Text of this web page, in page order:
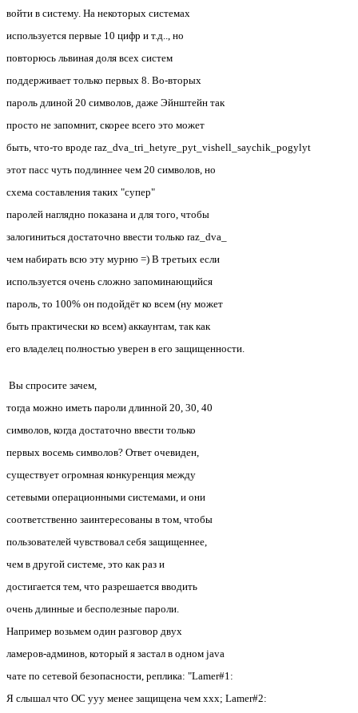
войти в систему. На некоторых cистемах
используется первые 10 цифр и т.д.., но
повторюсь львиная доля всех систем
поддерживает только первых 8. Во-вторых
пароль длиной 20 символов, даже Эйнштейн так
просто не запомнит, скорее всего это может
быть, что-то вроде raz_dva_tri_hetyre_pyt_vishell_saychik_pogylyt
этот пасс чуть подлиннее чем 20 символов, но
схема составления таких "супер"
паролей наглядно показана и для того, чтобы
залогиниться достаточно ввести только raz_dva_
чем набирать всю эту мурню =) В третьих если
используется очень сложно запоминающийся
пароль, то 100% он подойдёт ко всем (ну может
быть практически ко всем) аккаунтам, так как
его владелец полностью уверен в его защищенности.
Вы спросите зачем,
тогда можно иметь пароли длинной 20, 30, 40
символов, когда достаточно ввести только
первых восемь символов? Ответ очевиден,
существует огромная конкуренция между
сетевыми операционными системами, и они
соответственно заинтересованы в том, чтобы
пользователей чувствовал себя защищеннее,
чем в другой системе, это как раз и
достигается тем, что разрешается вводить
очень длинные и бесполезные пароли.
Например возьмем один разговор двух
ламеров-админов, который я застал в одном java
чате по сетевой безопасности, реплика: "Lamer#1:
Я слышал что ОС yyy менее защищена чем xxx; Lamer#2: